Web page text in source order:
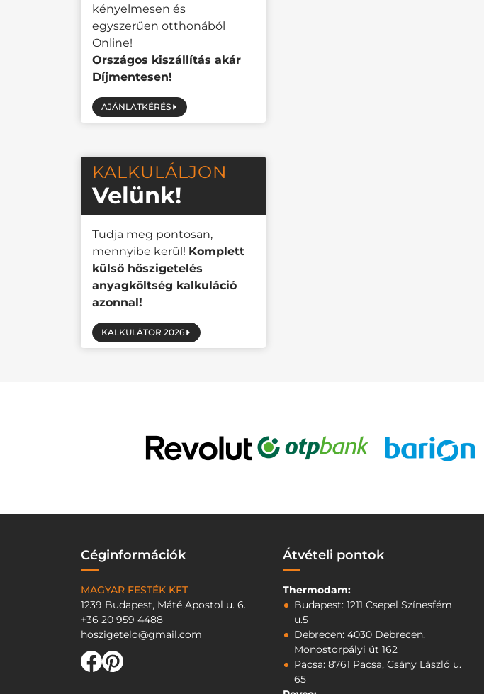
kényelmesen és
egyszerűen otthonából
Online!
Országos kiszállítás akár
Díjmentesen!
AJÁNLATKÉRÉS
KALKULÁLJON
Velünk!
Tudja meg pontosan,
mennyibe kerül! Komplett
külső hőszigetelés
anyagköltség kalkuláció
azonnal!
KALKULÁTOR 2026
Céginformációk
MAGYAR FESTÉK KFT
1239 Budapest, Máté Apostol u. 6.
+36 20 959 4488
hoszigetelo@gmail.com
Átvételi pontok
Thermodam:
Budapest: 1211 Csepel Színesfém
u.5
Debrecen: 4030 Debrecen,
Monostorpályi út 162
Pacsa: 8761 Pacsa, Csány László u.
65